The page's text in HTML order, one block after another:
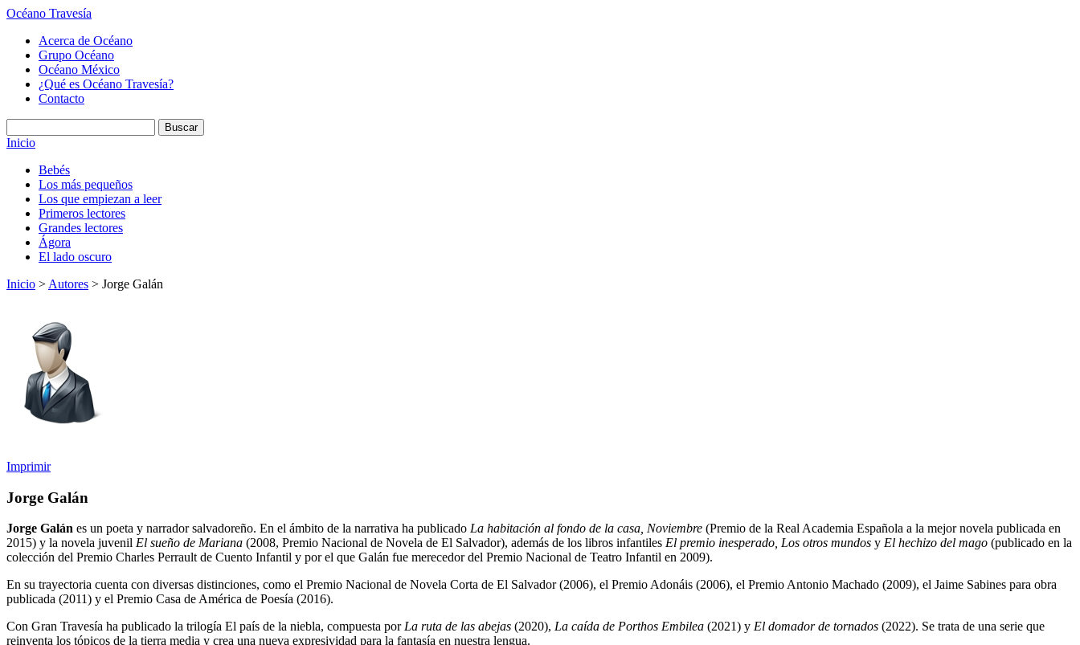
Océano Travesía
Acerca de Océano
Grupo Océano
Océano México
¿Qué es Océano Travesía?
Contacto
Inicio
Bebés
Los más pequeños
Los que empiezan a leer
Primeros lectores
Grandes lectores
Ágora
El lado oscuro
Inicio > Autores > Jorge Galán
Imprimir
Jorge Galán
Jorge Galán es un poeta y narrador salvadoreño. En el ámbito de la narrativa ha publicado La habitación al fondo de la casa, Noviembre (Premio de la Real Academia Española a la mejor novela publicada en
2015) y la novela juvenil El sueño de Mariana (2008, Premio Nacional de Novela de El Salvador), además de los libros infantiles El premio inesperado, Los otros mundos y El hechizo del mago (publicado en la
colección del Premio Charles Perrault de Cuento Infantil y por el que Galán fue merecedor del Premio Nacional de Teatro Infantil en 2009).
En su trayectoria cuenta con diversas distinciones, como el Premio Nacional de Novela Corta de El Salvador (2006), el Premio Adonáis (2006), el Premio Antonio Machado (2009), el Jaime Sabines para obra
publicada (2011) y el Premio Casa de América de Poesía (2016).
Con Gran Travesía ha publicado la trilogía El país de la niebla, compuesta porLa ruta de las abejas (2020), La caída de Porthos Embilea (2021) y El domador de tornados (2022). Se trata de una serie que
reinventa los tópicos de la tierra media y crea una nueva expresividad para la fantasía en nuestra lengua.